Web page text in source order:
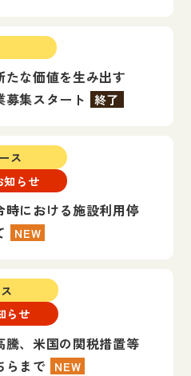
な価値を生み出す
募集スタート
終了
ス
知らせ
における施設利用停
NEW
らせ
騰、米国の関税措置等
らまで NEW